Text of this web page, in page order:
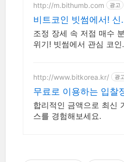
http://m.bithumb.com 광고
비트코인 빗썸에서! 신
규 가입 시 5만원 혜택
조정 장세 속 저점 매수 분
위기! 빗썸에서 관심 코인
http://www.bitkorea.kr/ 광
무료로 이용하는 입찰
합리적인 금액으로 최신
스를 경험해보세요.